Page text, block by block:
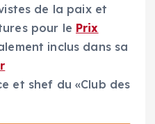
de la paix et
pour le Prix
inclus dans sa
et shef du «Club des